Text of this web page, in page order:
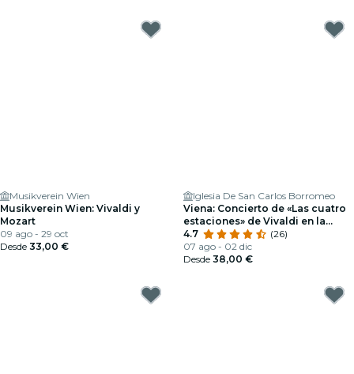
Musikverein Wien
Musikverein Wien: Vivaldi y
Mozart
09 ago - 29 oct
Desde 33,00 €
Iglesia De San Carlos Borromeo
Viena: Concierto de «Las cuatro
estaciones» de Vivaldi en la
Karlskirche
4.7
(26)
07 ago - 02 dic
Desde 38,00 €